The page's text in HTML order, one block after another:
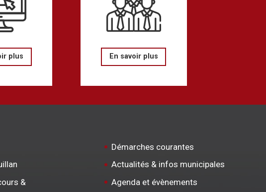
plus En savoir plus
&
Démarches courantes
Actualités & infos municipales
Agenda et évènements